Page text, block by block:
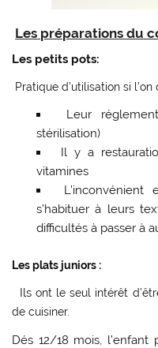
Les préparations du
Les petits pots:
Pratique d’utilisation si
Leur
stérilisation)
Il y a
vitamines
s’habituer à leurs
difficultés à passer à
Les plats juniors :
Ilsont le seul intérêt
de cuisiner.
Dés 12/18 mois,